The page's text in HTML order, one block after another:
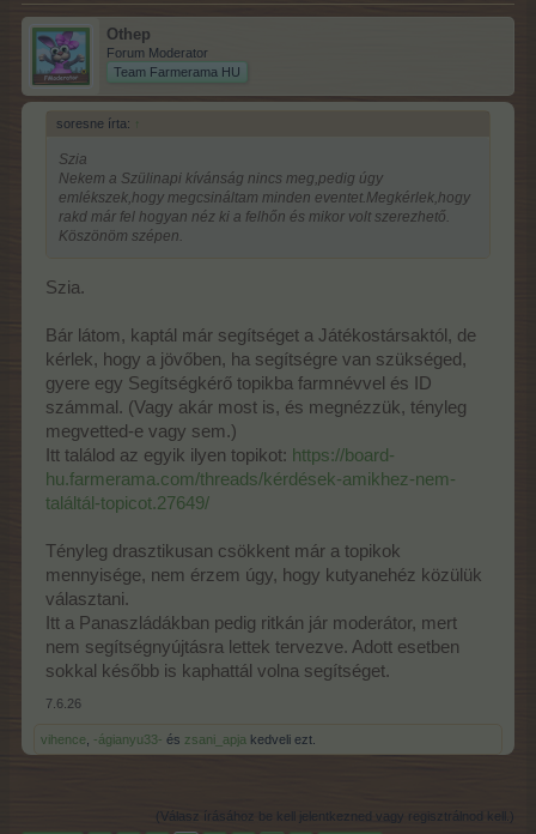
Othep
Forum Moderator
Team Farmerama HU
soresne írta: ↑
Szia
Nekem a Szülinapi kívánság nincs meg,pedig úgy
emlékszek,hogy megcsináltam minden eventet.Megkérlek,hogy
rakd már fel hogyan néz ki a felhőn és mikor volt szerezhető.
Köszönöm szépen.
Szia.
Bár látom, kaptál már segítséget a Játékostársaktól, de
kérlek, hogy a jövőben, ha segítségre van szükséged,
gyere egy Segítségkérő topikba farmnévvel és ID
számmal. (Vagy akár most is, és megnézzük, tényleg
megvetted-e vagy sem.)
Itt találod az egyik ilyen topikot: https://board-
hu.farmerama.com/threads/kérdések-amikhez-nem-
találtál-topicot.27649/
Tényleg drasztikusan csökkent már a topikok
mennyisége, nem érzem úgy, hogy kutyanehéz közülük
választani.
Itt a Panaszládákban pedig ritkán jár moderátor, mert
nem segítségnyújtásra lettek tervezve. Adott esetben
sokkal később is kaphattál volna segítséget.
7.6.26
vihence -ágianyu33- és zsani_apja kedveli ezt.
(Válasz írásához be kell jelentkezned vagy regisztrálnod kell.)